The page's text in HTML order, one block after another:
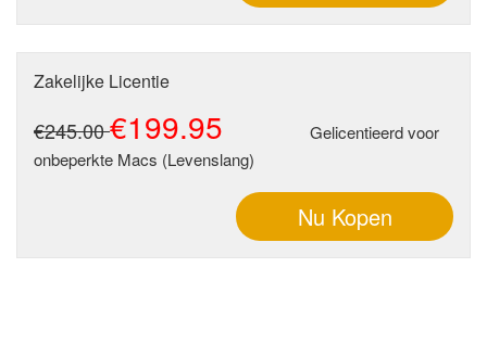
Zakelijke Licentie
€245.00€199.95
Gelicentieerd voor
onbeperkte Macs (Levenslang)
Nu Kopen